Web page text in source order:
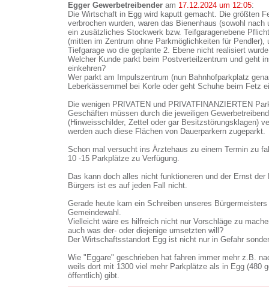
Egger Gewerbetreibender am 17.12.2024 um 12:05:
Die Wirtschaft in Egg wird kaputt gemacht. Die größten
verbrochen wurden, waren das Bienenhaus (sowohl
ein zusätzliches Stockwerk bzw. Teifgaragenebene
(mitten im Zentrum ohne Parkmöglichkeiten für Pendler),
Tiefgarage wo die geplante 2. Ebene nicht realisiert
Welcher Kunde parkt beim Postverteilzentrum und geht
einkehren?
Wer parkt am Impulszentrum (nun Bahnhofparkplatz
Leberkässemmel bei Korle oder geht Schuhe beim Fetz
Die wenigen PRIVATEN und PRIVATFINANZIERTEN
Geschäften müssen durch die jeweiligen
(Hinweisschilder, Zettel oder gar Besitzstörungsklagen)
werden auch diese Flächen von Dauerparkern zugeparkt.
Schon mal versucht ins Ärztehaus zu einem Termin zu
10 -15 Parkplätze zu Verfügung.
Das kann doch alles nicht funktioneren und der Ernst
Bürgers ist es auf jeden Fall nicht.
Gerade heute kam ein Schreiben unseres
Gemeindewahl.
Vielleicht wäre es hilfreich nicht nur Vorschläge zu
auch was der- oder diejenige umsetzten will?
Der Wirtschaftsstandort Egg ist nicht nur in Gefahr
Wie "Eggare" geschrieben hat fahren immer mehr z.B.
weils dort mit 1300 viel mehr Parkplätze als in Egg (480
öffentlich) gibt.